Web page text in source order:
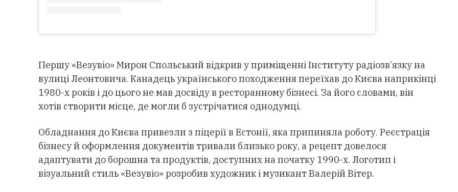
Першу «Везувіо» Мирон Спольський відкрив у приміщенні Інституту радіозв’язку на
вулиці Леонтовича. Канадець українського походження переїхав до Києва наприкінці
1980-х років і до цього не мав досвіду в ресторанному бізнесі. За його словами, він
хотів створити місце, де могли б зустрічатися однодумці.
Обладнання до Києва привезли з піцерії в Естонії, яка припиняла роботу. Реєстрація
бізнесу й оформлення документів тривали близько року, а рецепт довелося
адаптувати до борошна та продуктів, доступних на початку 1990-х. Логотип і
візуальний стиль «Везувіо» розробив художник і музикант Валерій Вітер.